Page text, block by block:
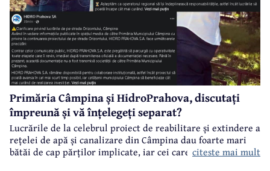
Primăria Câmpina și HidroPrahova, discutați
împreună și vă înțelegeți separat?
Lucrările de la celebrul proiect de reabilitare și extindere a
rețelei de apă și canalizare din Câmpina dau foarte mari
bătăi de cap părților implicate, iar cei care suferă sunt
citeste mai mult